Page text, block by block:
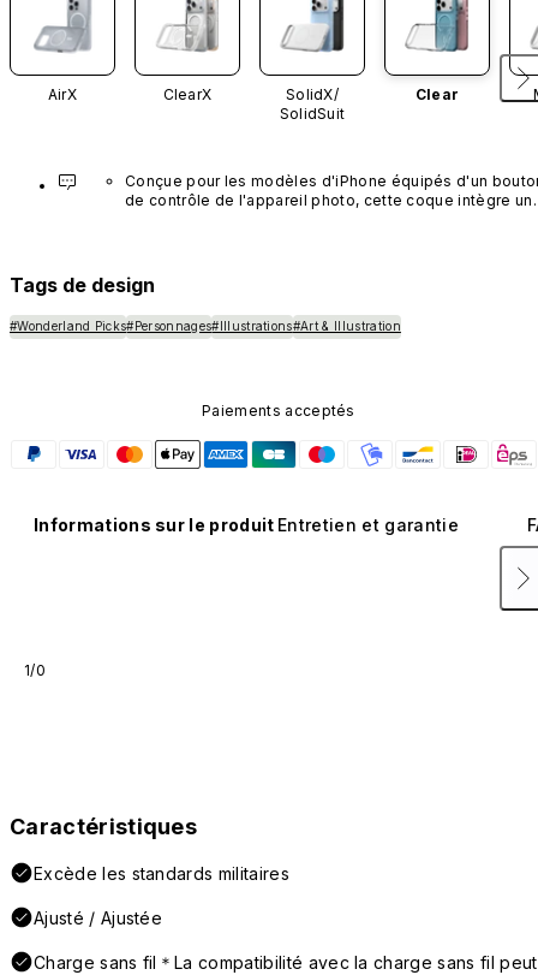
AirX ClearX
SolidX/
SolidSuit
Clear
Conçue pour les modèles d'iPhone équipés d'un
de contrôle de l'appareil photo, cette coque intègre un
Tags de design
#Wonderland Picks#Personnages#Illustrations#Art & Illustration
Paiements acceptés
Informations sur le produit Entretien et garantie
1/0
Caractéristiques
Excède les standards militaires
Ajusté / Ajustée
Charge sans fil＊La compatibilité avec la charge sans fil peut